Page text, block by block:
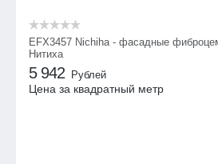
EFX3457 Nichiha - фасадные
Нитиха
5 942 Рублей
Цена за квадратный метр